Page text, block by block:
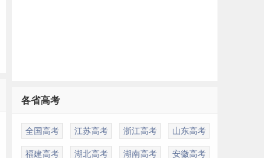
各省高考
全国高考 江苏高考 浙江高考 山东高考
福建高考 湖北高考 湖南高考 安徽高考